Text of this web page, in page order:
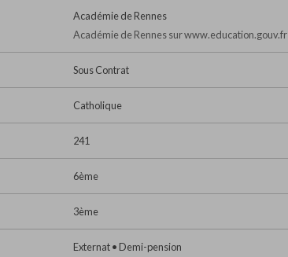
Académie de Rennes
Académie de Rennes sur www.education.gouv.fr
Sous Contrat
Catholique
241
6ème
3ème
Externat • Demi-pension